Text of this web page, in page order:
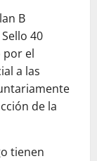
B
40
por el
a las
de la
tienen